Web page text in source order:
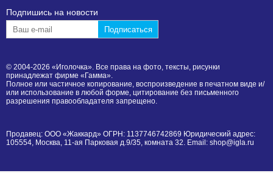
Подпишиcь на новости
© 2004-2026 «Иголочка». Все права на фото, тексты, рисунки
принадлежат фирме «Гамма».
Полное или частичное копирование, воспроизведение в печатном виде и/
или использование в любой форме, цитирование без письменного
разрешения правообладателя запрещено.
Продавец: ООО «Жаккард» ОГРН: 1137746742869 Юридический адрес:
105554, Москва, 11-ая Парковая д.9/35, комната 32. Email: shop@igla.ru